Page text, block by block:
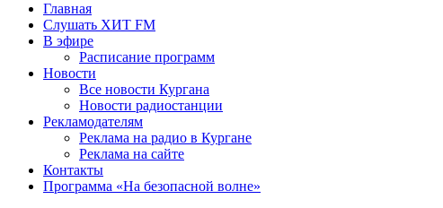
Главная
Слушать ХИТ FM
В эфире
Расписание программ
Новости
Все новости Кургана
Новости радиостанции
Рекламодателям
Реклама на радио в Кургане
Реклама на сайте
Контакты
Программа «На безопасной волне»